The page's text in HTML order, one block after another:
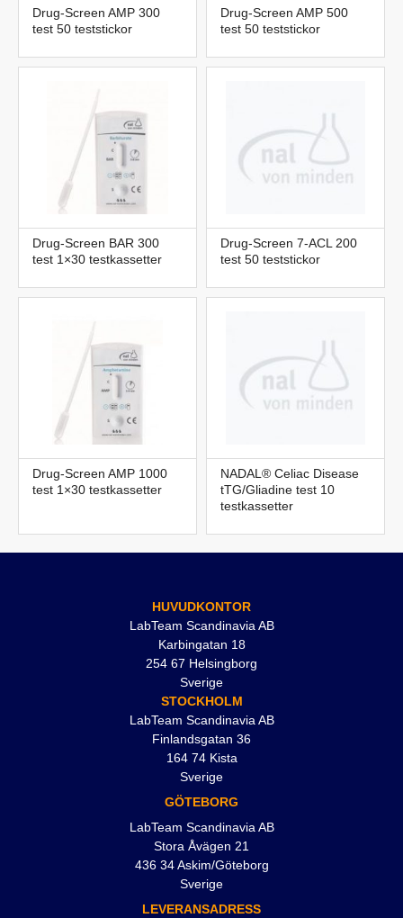
Drug-Screen AMP 300
test 50 teststickor
Drug-Screen AMP 500
test 50 teststickor
Drug-Screen BAR 300
test 1×30 testkassetter
Drug-Screen 7-ACL 200
test 50 teststickor
Drug-Screen AMP 1000
test 1×30 testkassetter
NADAL® Celiac Disease
tTG/Gliadine test 10
testkassetter
HUVUDKONTOR
LabTeam Scandinavia AB
Karbingatan 18
254 67 Helsingborg
Sverige
STOCKHOLM
LabTeam Scandinavia AB
Finlandsgatan 36
164 74 Kista
Sverige
GÖTEBORG
LabTeam Scandinavia AB
Stora Åvägen 21
436 34 Askim/Göteborg
Sverige
LEVERANSADRESS